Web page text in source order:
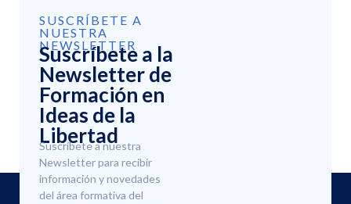
SUSCRÍBETE A
NUESTRA
NEWSLETTER
Suscríbete a la
Newsletter de
Formación en
Ideas de la
Libertad
Suscríbete a nuestra
Newsletter para recibir
información y novedades
del área formativa del